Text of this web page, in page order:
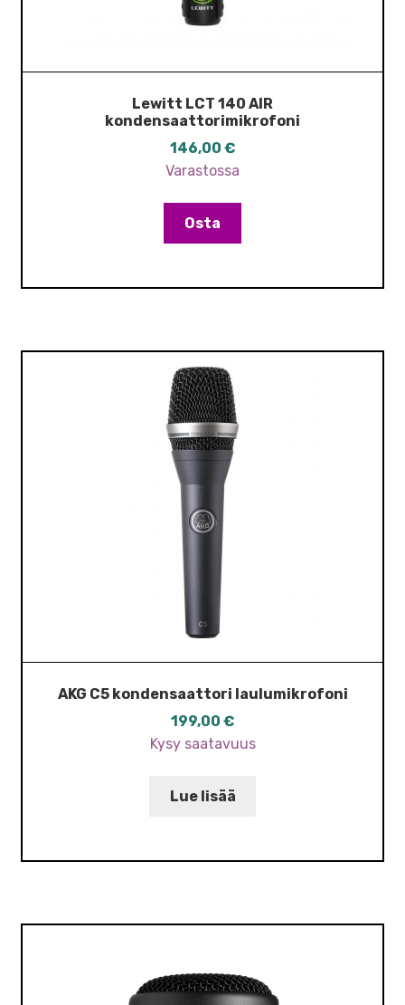
Lewitt LCT 140 AIR
kondensaattorimikrofoni
146,00 €
Varastossa
Osta
AKG C5 kondensaattori laulumikrofoni
199,00 €
Kysy saatavuus
Lue lisää